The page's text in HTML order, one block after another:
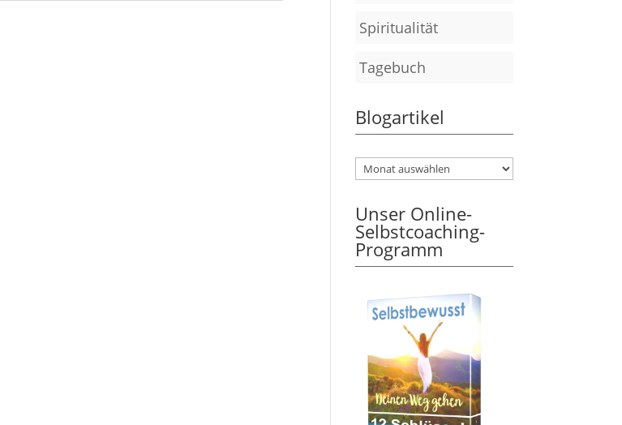
Spiritualität
Tagebuch
Blogartikel
Unser Online-
Selbstcoaching-
Programm